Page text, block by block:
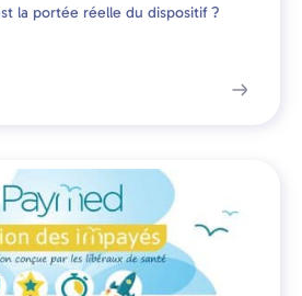
la portée réelle du dispositif ?